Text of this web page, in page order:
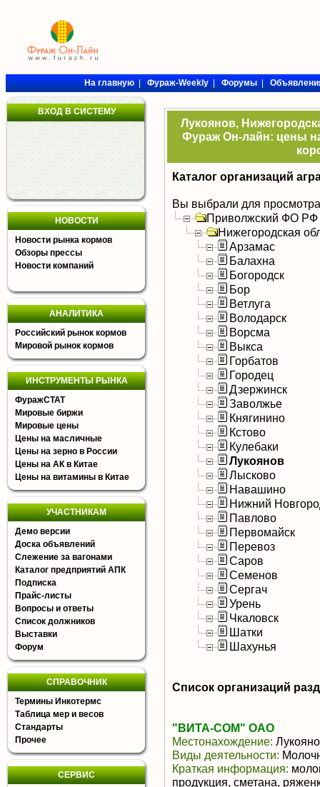
На главную|Фураж-Weekly|Форумы|
ВХОД В СИСТЕМУ
НОВОСТИ
Новости рынка кормов
Обзоры прессы
Новости компаний
АНАЛИТИКА
Российский рынок кормов
Мировой рынок кормов
ИНСТРУМЕНТЫ РЫНКА
ФуражСТАТ
Мировые биржи
Мировые цены
Цены на масличные
Цены на зерно в России
Цены на АК в Китае
Цены на витамины в Китае
УЧАСТНИКАМ
Демо версии
Доска объявлений
Слежение за вагонами
Каталог предприятий АПК
Подписка
Прайс-листы
Вопросы и ответы
Список должников
Выставки
Форум
СПРАВОЧНИК
Термины Инкотермс
Таблица мер и весов
Стандарты
Прочее
СЕРВИС
Лукоянов,
Фураж Он-лайн: цены
Каталог организаций
Вы выбрали для
Приволжский ФО РФ
Нижегородская
Арзамас
Балахна
Богородск
Бор
Ветлуга
Володарск
Ворсма
Выкса
Горбатов
Городец
Дзержинск
Заволжье
Княгинино
Кстово
Кулебаки
Лукоянов
Лысково
Навашино
Нижний
Павлово
Первомайск
Перевоз
Саров
Семенов
Сергач
Урень
Чкаловск
Шатки
Шахунья
Список организаций
"ВИТА-СОМ" ОАО
Местонахождение:
Виды деятельности:
Краткая информация:
продукция, сметана,